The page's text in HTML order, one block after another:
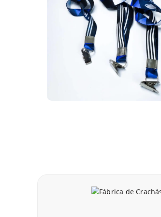
diferentes segmentos e aplicações.
Cordinhas
As cordinhas para crachá
visível, contribuem para a
Cordões para crachá
Os cordões para crachá